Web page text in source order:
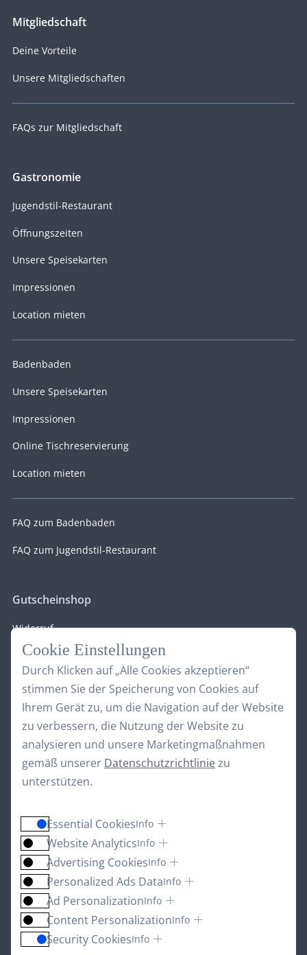
Mitgliedschaft
Deine Vorteile
Unsere Mitgliedschaften
FAQs zur Mitgliedschaft
Gastronomie
Jugendstil-Restaurant
Öffnungszeiten
Unsere Speisekarten
Impressionen
Location mieten
Badenbaden
Unsere Speisekarten
Impressionen
Online Tischreservierung
Location mieten
FAQ zum Badenbaden
FAQ zum Jugendstil-Restaurant
Gutscheinshop
Widerruf
Unsere Wellnessgruppe
Cookie Einstellungen
Durch Klicken auf „Alle Cookies akzeptieren“
stimmen Sie der Speicherung von Cookies auf
Ihrem Gerät zu, um die Navigation auf der Website
zu verbessern, die Nutzung der Website zu
analysieren und unsere Marketingmaßnahmen
gemäß unserer Datenschutzrichtliniezu
unterstützen.
Essential CookiesInfo
Website AnalyticsInfo
Advertising CookiesInfo
Personalized Ads DataInfo
Ad PersonalizationInfo
Content PersonalizationInfo
Security CookiesInfo